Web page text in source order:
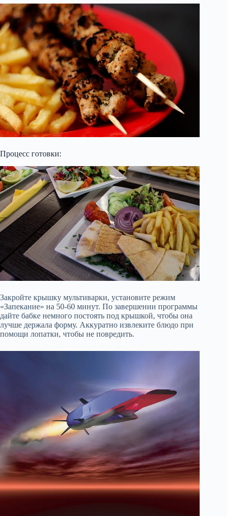
Процесс готовки:
Закройте крышку мультиварки, установите режим
«Запекание» на 50-60 минут. По завершении программы
дайте бабке немного постоять под крышкой, чтобы она
лучше держала форму. Аккуратно извлеките блюдо при
помощи лопатки, чтобы не повредить.